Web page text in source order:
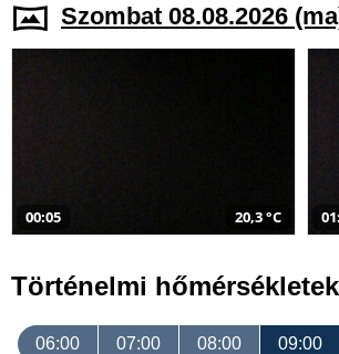
Szombat 08.08.2026
00:05 20,3 °C
Történelmi hőmérsékletek
06:00 07:00 08:00 09:00